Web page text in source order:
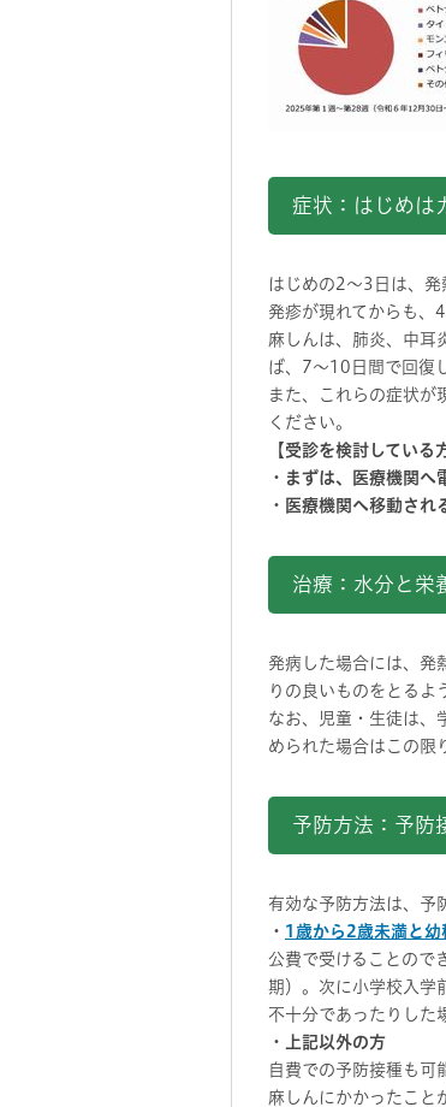
症状：はじめは
はじめの2～3日は、発
発疹が現れてからも、
麻しんは、肺炎、中耳
ば、7～10日間で回復
また、これらの症状が
ください。
【受診を検討している
・まずは、医療機関へ
・医療機関へ移動さ
治療：水分と栄
発病した場合には、発
りの良いものをとるよ
なお、児童・生徒は、
められた場合はこの限
予防方法：予防
有効な予防方法は、予
・ 1歳から2歳未満と
公費で受けることので
期）。次に小学校入学
不十分であったりした
・上記以外の方
自費での予防接種も可
麻しんにかかったこと